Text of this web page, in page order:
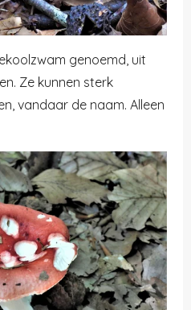
genoemd, uit
Ze kunnen sterk
vandaar de naam. Alleen